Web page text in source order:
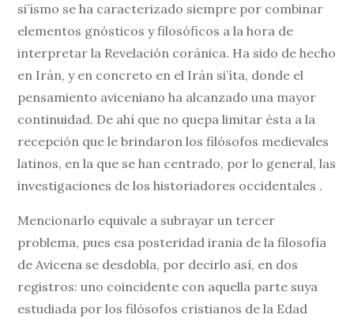
si’ísmo se ha caracterizado siempre por combinar
elementos gnósticos y filosóficos a la hora de
interpretar la Revelación coránica. Ha sido de hecho
en Irán, y en concreto en el Irán si’íta, donde el
pensamiento aviceniano ha alcanzado una mayor
continuidad. De ahí que no quepa limitar ésta a la
recepción que le brindaron los filósofos medievales
latinos, en la que se han centrado, por lo general, las
investigaciones de los historiadores occidentales .
Mencionarlo equivale a subrayar un tercer
problema, pues esa posteridad irania de la filosofía
de Avicena se desdobla, por decirlo así, en dos
registros: uno coincidente con aquella parte suya
estudiada por los filósofos cristianos de la Edad